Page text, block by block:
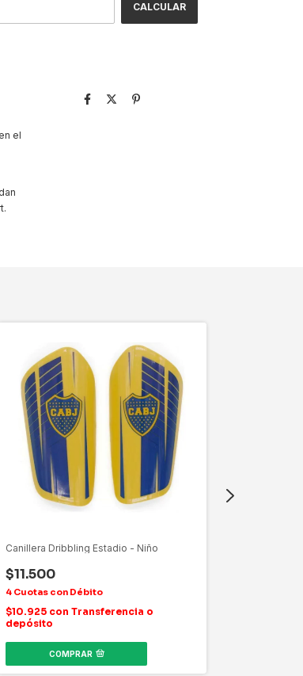
CALCULAR
el
Canillera Dribbling Estadio - Niño
$11.500
$10.925 con Transferencia o
depósito
COMPRAR